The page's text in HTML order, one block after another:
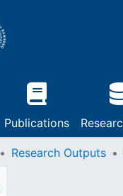
Publications
Research Outputs